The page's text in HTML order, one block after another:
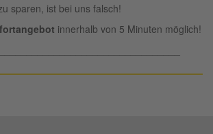
sparen, ist bei uns falsch!
innerhalb von 5 Minuten möglich!